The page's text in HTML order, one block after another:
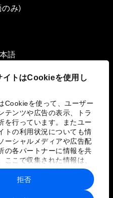
イトはCookieを使用し
Cookieを使って、ユーザー
テンツや広告の表示、トラ
を行っています。またユー
トの利用状況についても情
ーシャルメディアや広告配
の各パートナーに情報を共
ここで収集された情報は、
ートナーに提供した他の情
ーのサービスを使用した際
報と組み合わされ、各パー
拒否
み)
語